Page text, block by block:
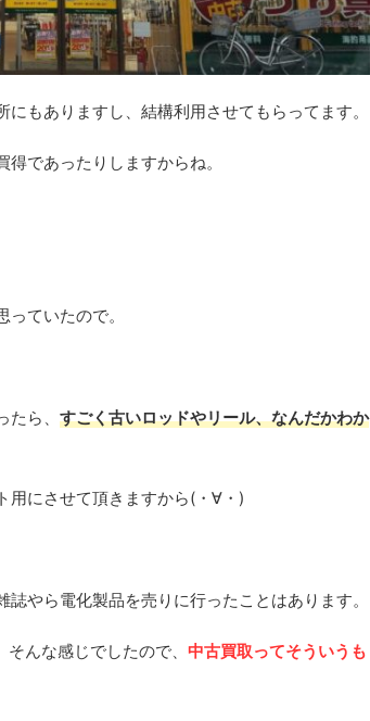
もありますし、結構利用させてもらってます。
であったりしますからね。
ていたので。
ら、 すごく古いロッドやリール、なんだかわか
用にさせて頂きますから(・∀・)
やら電化製品を売りに行ったことはあります。
、そんな感じでしたので、 中古買取ってそういうも